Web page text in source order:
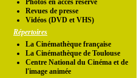
Photos en accés réservé
Revues de presse
Vidéos (DVD et VHS)
Répertoires
La Cinémathèque française
La Cinémathèque de Toulouse
Centre National du Cinéma et de
l'image animée